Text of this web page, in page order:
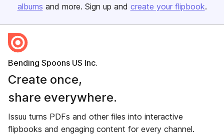
albums and more. Sign up and create your flipbook.
Bending Spoons US Inc.
Create once,
share everywhere.
Issuu turns PDFs and other files into interactive
flipbooks and engaging content for every channel.